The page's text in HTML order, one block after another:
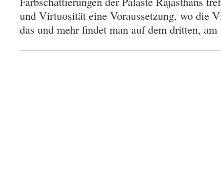
und Virtuosität eine Voraussetzung, wo die
das und mehr findet man auf dem dritten,